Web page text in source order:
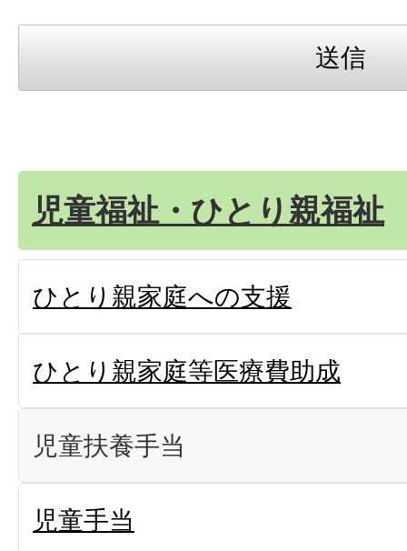
児童福祉・ひとり親福祉
ひとり親家庭への支援
ひとり親家庭等医療費助成
児童扶養手当
児童手当